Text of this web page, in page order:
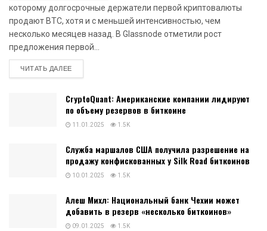
которому долгосрочные держатели первой криптовалюты
продают BTC, хотя и с меньшей интенсивностью, чем
несколько месяцев назад. В Glassnode отметили рост
предложения первой...
ЧИТАТЬ ДАЛЕЕDETAILS
CryptoQuant: Американские компании лидируют
по объему резервов в биткоине
11.01.2025 1.5K
Служба маршалов США получила разрешение на
продажу конфискованных у Silk Road биткоинов
10.01.2025 1.5K
Алеш Михл: Национальный банк Чехии может
добавить в резерв «несколько биткоинов»
09.01.2025 1.5K